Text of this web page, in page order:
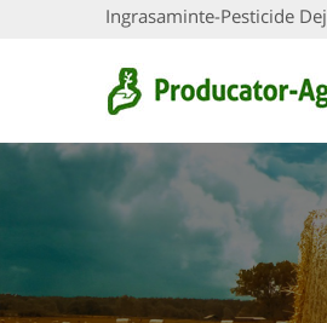
Ingrasaminte-Pesticide Dej